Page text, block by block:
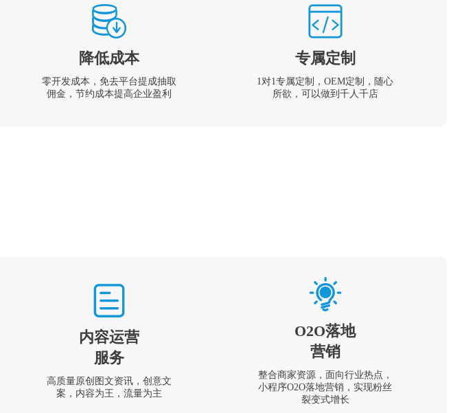
降低成本
零开发成本，免去平台提成抽取
佣金，节约成本提高企业盈利
专属定制
1对1专属定制，OEM定制，随心
所欲，可以做到千人千店
内容运营
服务
高质量原创图文资讯，创意文
案，内容为王，流量为主
O2O落地
营销
整合商家资源，面向行业热点，
小程序O2O落地营销，实现粉丝
裂变式增长